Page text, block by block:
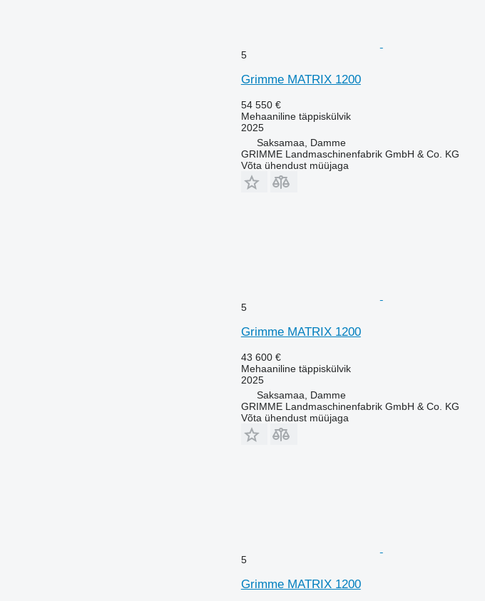
5
Grimme MATRIX 1200
54 550 €
Mehaaniline täppiskülvik
2025
Saksamaa, Damme
GRIMME Landmaschinenfabrik GmbH & Co. KG
Võta ühendust müüjaga
5
Grimme MATRIX 1200
43 600 €
Mehaaniline täppiskülvik
2025
Saksamaa, Damme
GRIMME Landmaschinenfabrik GmbH & Co. KG
Võta ühendust müüjaga
5
Grimme MATRIX 1200